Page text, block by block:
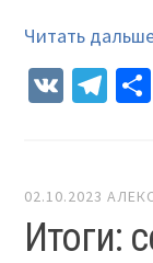
Читать
VK
02.10.2023
Итоги: